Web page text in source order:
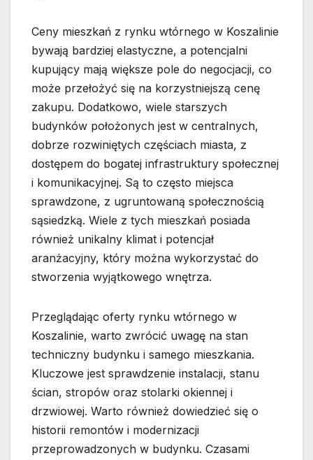
Ceny mieszkań z rynku wtórnego w Koszalinie
bywają bardziej elastyczne, a potencjalni
kupujący mają większe pole do negocjacji, co
może przełożyć się na korzystniejszą cenę
zakupu. Dodatkowo, wiele starszych
budynków położonych jest w centralnych,
dobrze rozwiniętych częściach miasta, z
dostępem do bogatej infrastruktury społecznej
i komunikacyjnej. Są to często miejsca
sprawdzone, z ugruntowaną społecznością
sąsiedzką. Wiele z tych mieszkań posiada
również unikalny klimat i potencjał
aranżacyjny, który można wykorzystać do
stworzenia wyjątkowego wnętrza.
Przeglądając oferty rynku wtórnego w
Koszalinie, warto zwrócić uwagę na stan
techniczny budynku i samego mieszkania.
Kluczowe jest sprawdzenie instalacji, stanu
ścian, stropów oraz stolarki okiennej i
drzwiowej. Warto również dowiedzieć się o
historii remontów i modernizacji
przeprowadzonych w budynku. Czasami